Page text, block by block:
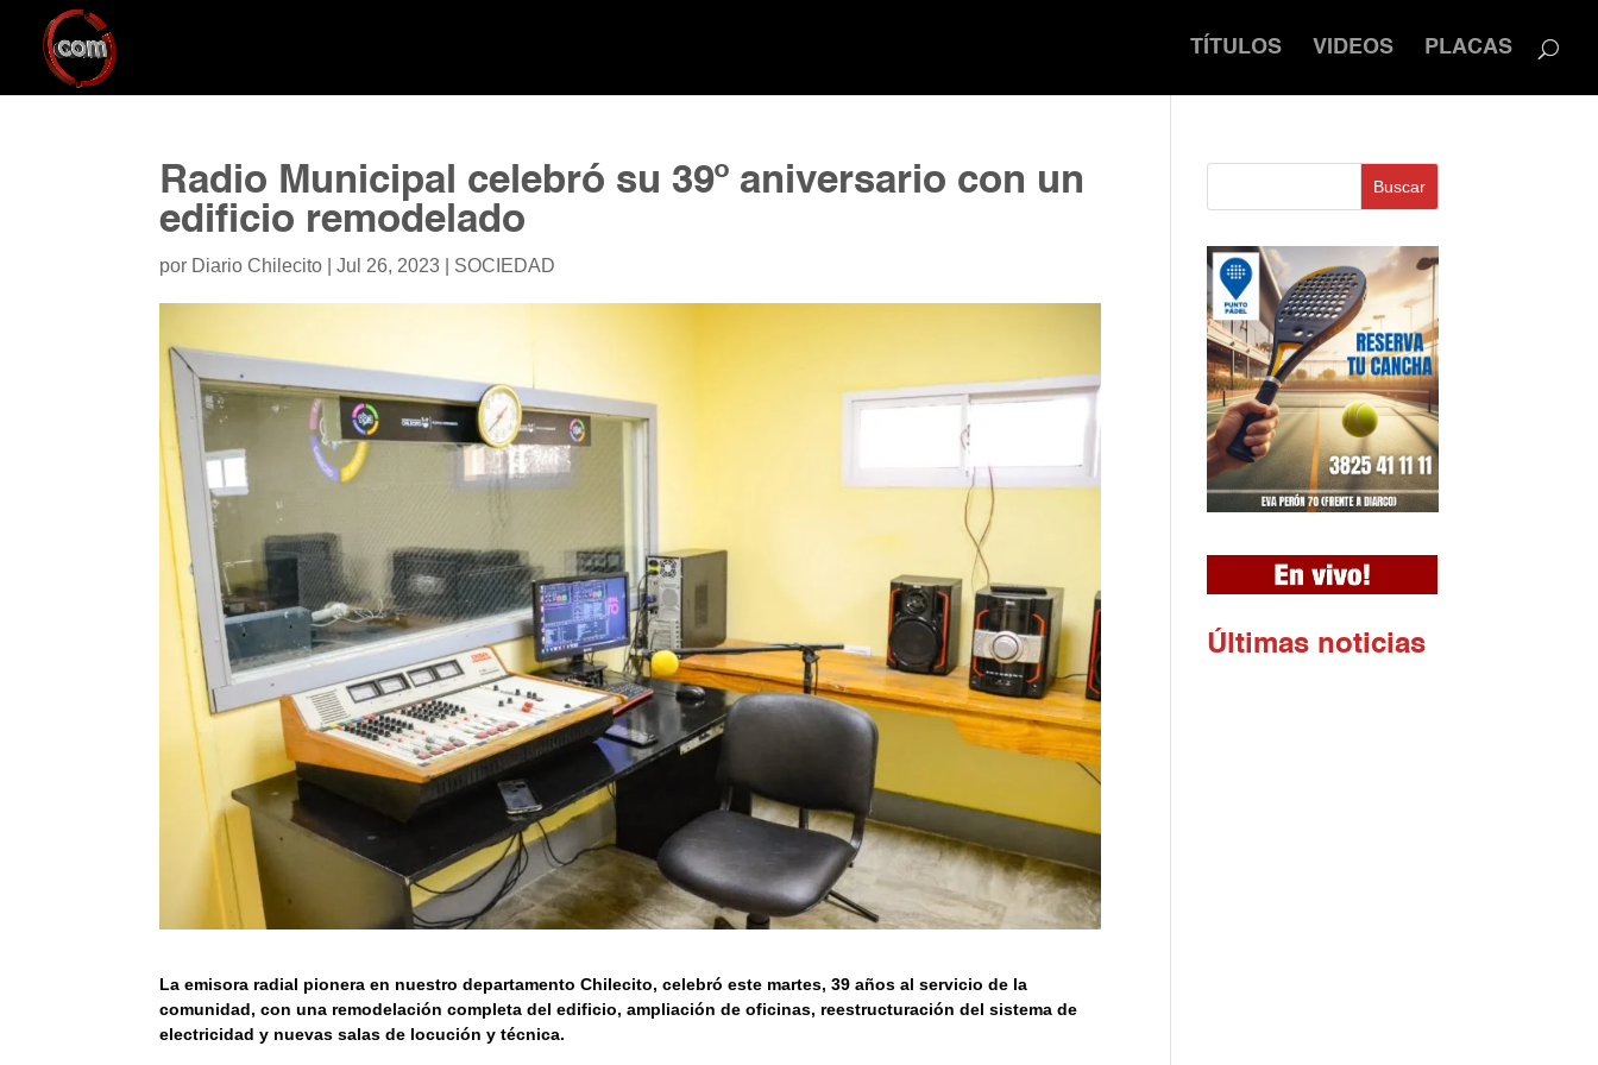
TÍTULOS VIDEOS PLACAS
Radio Municipal celebró su 39º aniversario con un
edificio remodelado
por Diario Chilecito |Jul 26, 2023 SOCIEDAD
La emisora radial pionera en nuestro departamento Chilecito, celebró este martes, 39 años al servicio de la
comunidad, con una remodelación completa del edificio, ampliación de oficinas, reestructuración del sistema de
electricidad y nuevas salas de locución y técnica.
Buscar
Ú ltimas noticias